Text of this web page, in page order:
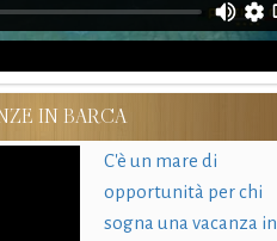
IN BARCA
C'è un mare di
opportunità per chi
sogna una vacanza in